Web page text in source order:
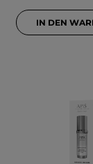
IN DEN